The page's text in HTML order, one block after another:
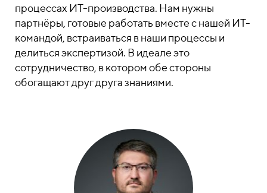
процессах ИТ-производства. Нам нужны
партнёры, готовые работать вместе с нашей ИТ-
командой, встраиваться в наши процессы и
делиться экспертизой. В идеале это
сотрудничество, в котором обе стороны
обогащают друг друга знаниями.